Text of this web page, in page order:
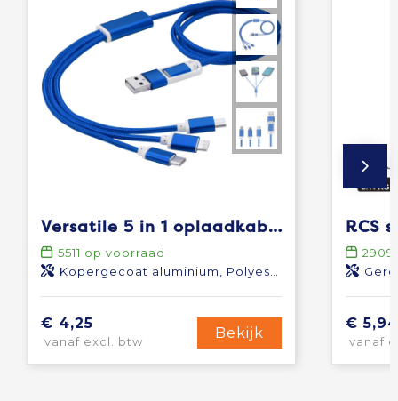
Versatile 5 in 1 oplaadkabel
5511 op voorraad
Kopergecoat aluminium, Polyester
€ 4,25
vanaf excl. btw
Bekijk
2909
€ 5,94
vanaf